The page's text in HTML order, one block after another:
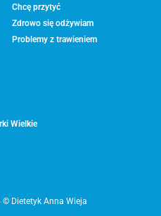
Chcę przytyć
Zdrowo się odżywiam
Problemy z trawieniem
Wielkie
Dietetyk Anna Wieja